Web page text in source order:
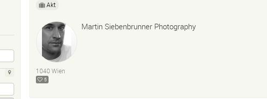
Akt
Martin Siebenbrunner Photography
1040 Wien
5